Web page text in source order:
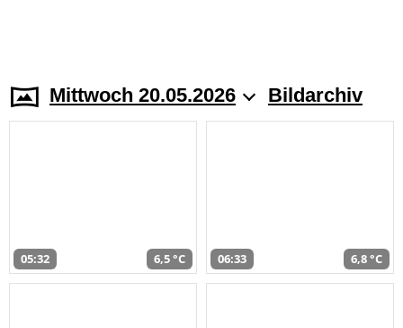
Mittwoch 20.05.2026 Bildarchiv
05:32 6,5 °C 06:33 6,8 °C